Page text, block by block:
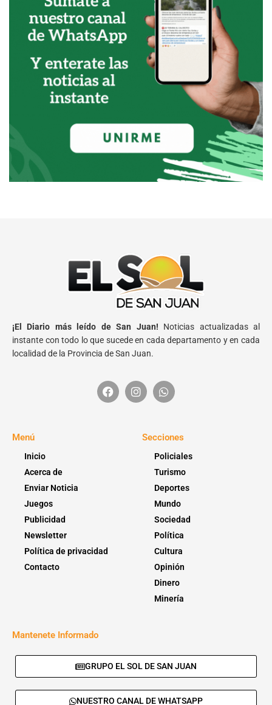
¡El Diario más leído de San Juan! Noticias actualizadas al
instante con todo lo que sucede en cada departamento y en cada
localidad de la Provincia de San Juan.
Menú
Inicio
Acerca de
Enviar Noticia
Juegos
Publicidad
Newsletter
Política de privacidad
Contacto
Secciones
Policiales
Turismo
Deportes
Mundo
Sociedad
Política
Cultura
Opinión
Dinero
Minería
Mantenete Informado
GRUPO EL SOL DE SAN JUAN
NUESTRO CANAL DE WHATSAPP